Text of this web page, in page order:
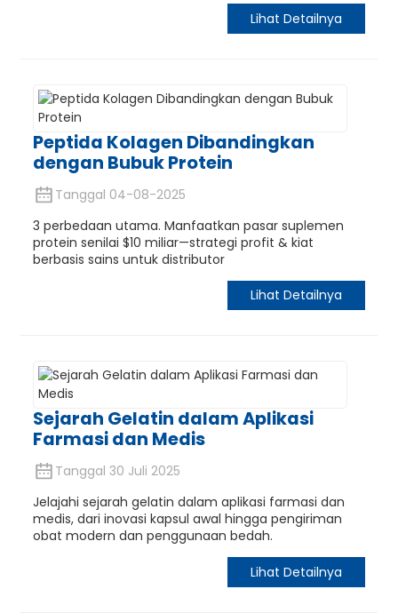
Lihat Detailnya
Peptida Kolagen Dibandingkan
dengan Bubuk Protein
Tanggal 04-08-2025
3 perbedaan utama. Manfaatkan pasar suplemen
protein senilai $10 miliar—strategi profit & kiat
berbasis sains untuk distributor
Lihat Detailnya
Sejarah Gelatin dalam Aplikasi
Farmasi dan Medis
Tanggal 30 Juli 2025
Jelajahi sejarah gelatin dalam aplikasi farmasi dan
medis, dari inovasi kapsul awal hingga pengiriman
obat modern dan penggunaan bedah.
Lihat Detailnya